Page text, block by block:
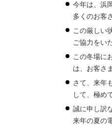
今年は、浜
多くのお客
この厳しい
ご協力をい
この冬場に
は、お客さ
さて、来年
して、極め
誠に申し訳
来年の夏の